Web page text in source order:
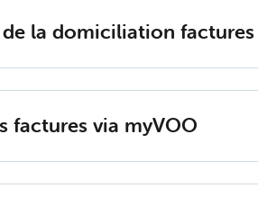
de la do­mi­ci­lia­tion fac­tures
fac­tures via my­VOO